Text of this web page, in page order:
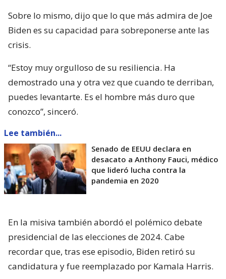
Sobre lo mismo, dijo que lo que más admira de Joe
Biden es su capacidad para sobreponerse ante las
crisis.
“Estoy muy orgulloso de su resiliencia. Ha
demostrado una y otra vez que cuando te derriban,
puedes levantarte. Es el hombre más duro que
conozco”, sinceró.
Lee también...
Senado de EEUU declara en
desacato a Anthony Fauci, médico
que lideró lucha contra la
pandemia en 2020
En la misiva también abordó el polémico debate
presidencial de las elecciones de 2024. Cabe
recordar que, tras ese episodio, Biden retiró su
candidatura y fue reemplazado por Kamala Harris.